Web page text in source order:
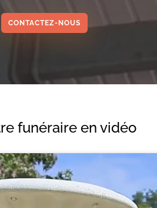
CONTACTEZ-NOUS
funéraire en vidéo